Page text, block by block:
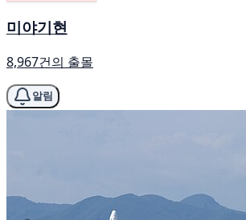
미야기현
8,967건의 출몰
알림